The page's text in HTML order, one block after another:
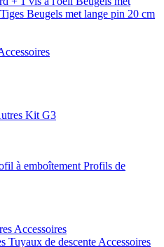
Tiges Beugels met lange pin 20 cm
Kit G3
à emboîtement Profils de
Accessoires
Tuyaux de descente Accessoires